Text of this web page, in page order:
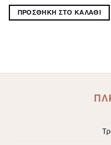
ΠΡΟΣΘΉΚΗ ΣΤΟ ΚΑΛΆΘΙ